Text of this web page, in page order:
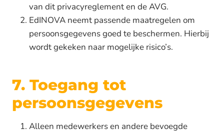
van dit privacyreglement en de AVG.
EdINOVA neemt passende maatregelen om
persoonsgegevens goed te beschermen. Hierbij
wordt gekeken naar mogelijke risico’s.
7. Toegang tot
persoonsgegevens
Alleen medewerkers en andere bevoegde